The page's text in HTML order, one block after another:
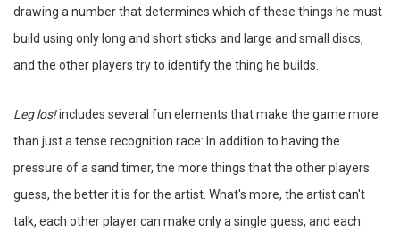
drawing a number that determines which of these things he must
build using only long and short sticks and large and small discs,
and the other players try to identify the thing he builds.
Leg los!includes several fun elements that make the game more
than just a tense recognition race: In addition to having the
pressure of a sand timer, the more things that the other players
guess, the better it is for the artist. What's more, the artist can't
talk, each other player can make only a single guess, and each